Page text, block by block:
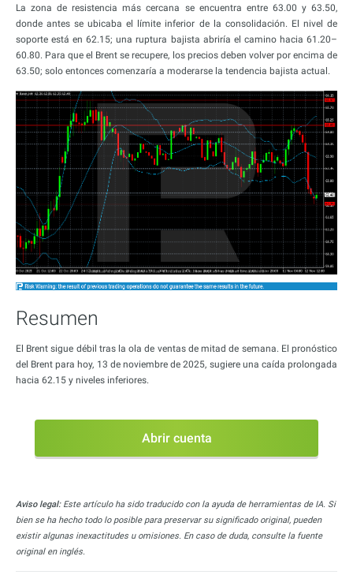
La zona de resistencia más cercana se encuentra entre 63.00 y 63.50,
donde antes se ubicaba el límite inferior de la consolidación. El nivel de
soporte está en 62.15; una ruptura bajista abriría el camino hacia 61.20–
60.80. Para que el Brent se recupere, los precios deben volver por encima de
63.50; solo entonces comenzaría a moderarse la tendencia bajista actual.
Resumen
El Brent sigue débil tras la ola de ventas de mitad de semana. El pronóstico
del Brent para hoy, 13 de noviembre de 2025, sugiere una caída prolongada
hacia 62.15 y niveles inferiores.
Abrir cuenta
Aviso legal:Este artículo ha sido traducido con la ayuda de herramientas de IA. Si
bien se ha hecho todo lo posible para preservar su significado original, pueden
existir algunas inexactitudes u omisiones. En caso de duda, consulte la fuente
original en inglés.